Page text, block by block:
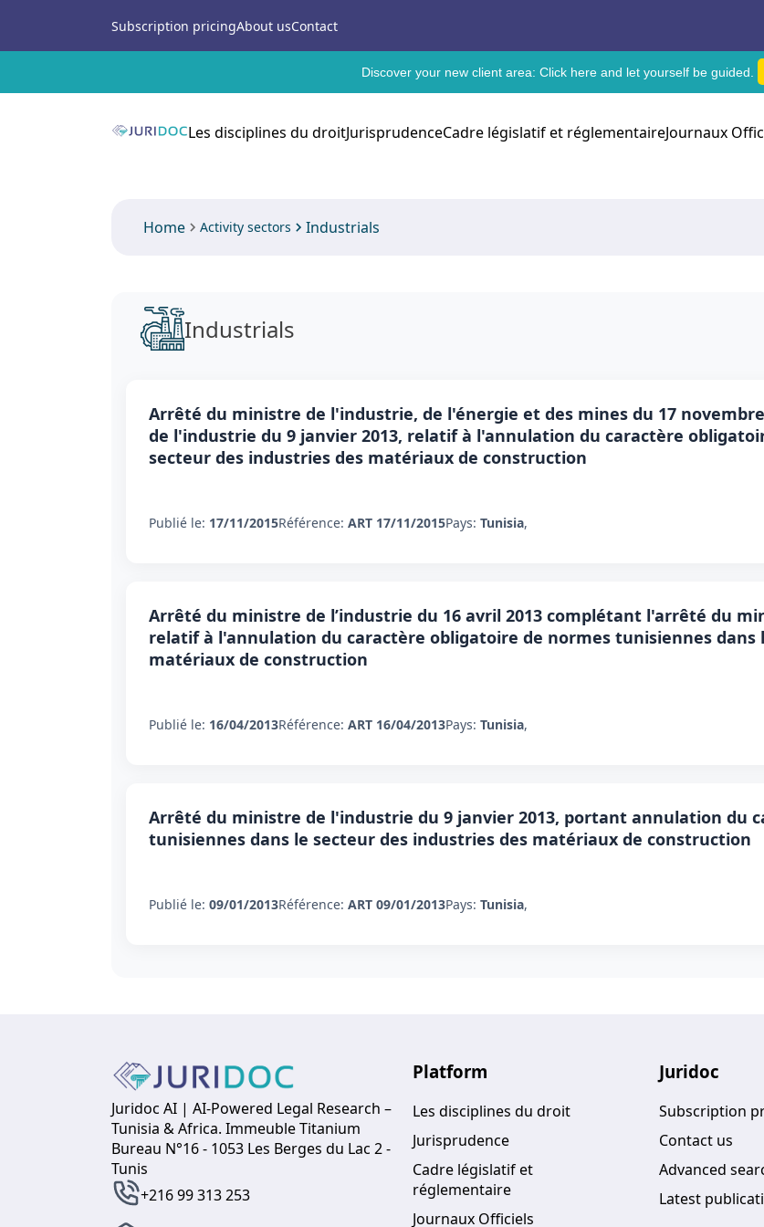
Subscription pricingAbout usContact
Discover your new client area: Click here and let yourself be guided.
Les disciplines du droitJurisprudenceCadre législatif et réglementaireJournaux
Home Activity sectors Industrials
Industrials
Arrêté du ministre de l'industrie, de l'énergie et des mines du 17
de l'industrie du 9 janvier 2013, relatif à l'annulation du caractère
secteur des industries des matériaux de construction
Publié le: 17/11/2015Référence: ART 17/11/2015Pays: Tunisia,
Arrêté du ministre de l’industrie du 16 avril 2013 complétant l'arrêté du
relatif à l'annulation du caractère obligatoire de normes tunisiennes dans
matériaux de construction
Publié le: 16/04/2013Référence: ART 16/04/2013Pays: Tunisia,
Arrêté du ministre de l'industrie du 9 janvier 2013, portant annulation du
tunisiennes dans le secteur des industries des matériaux de construction
Publié le: 09/01/2013Référence: ART 09/01/2013Pays: Tunisia,
Juridoc AI | AI-Powered Legal Research –
Tunisia & Africa. Immeuble Titanium
Bureau N°16 - 1053 Les Berges du Lac 2 -
Tunis
+216 99 313 253
Platform
Les disciplines du droit
Jurisprudence
Cadre législatif et
réglementaire
Journaux Officiels
Juridoc
Subscription
Contact us
Advanced
Latest